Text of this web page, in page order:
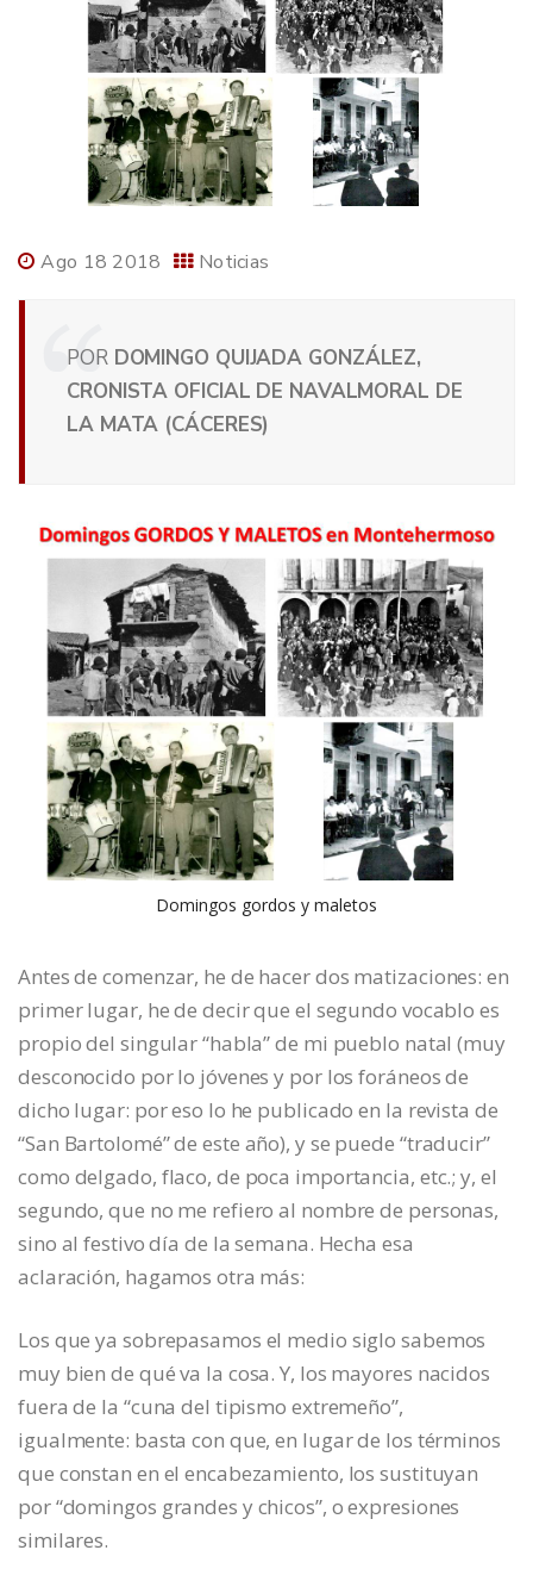
Ago 18 2018 Noticias
PORDOMINGO QUIJADA GONZÁLEZ,
CRONISTA OFICIAL DE NAVALMORAL DE
LA MATA (CÁCERES)
Domingos gordos y maletos
Antes de comenzar, he de hacer dos matizaciones: en
primer lugar, he de decir que el segundo vocablo es
propio del singular “habla” de mi pueblo natal (muy
desconocido por lo jóvenes y por los foráneos de
dicho lugar: por eso lo he publicado en la revista de
“San Bartolomé” de este año), y se puede “traducir”
como delgado, flaco, de poca importancia, etc.; y, el
segundo, que no me refiero al nombre de personas,
sino al festivo día de la semana. Hecha esa
aclaración, hagamos otra más:
Los que ya sobrepasamos el medio siglo sabemos
muy bien de qué va la cosa. Y, los mayores nacidos
fuera de la “cuna del tipismo extremeño”,
igualmente: basta con que, en lugar de los términos
que constan en el encabezamiento, los sustituyan
por “domingos grandes y chicos”, o expresiones
similares.